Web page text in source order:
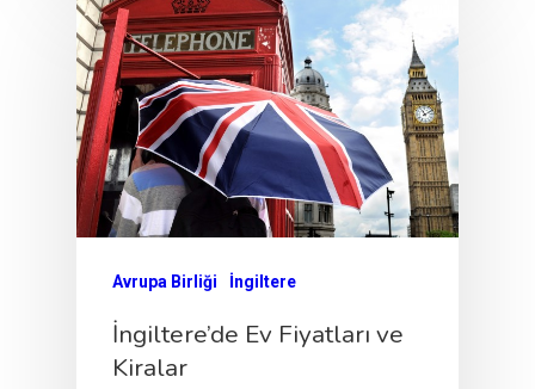
Avrupa Birliği İngiltere
İngiltere’de Ev Fiyatları ve
Kiralar
Avrupa Birliği
Çalışma İzni